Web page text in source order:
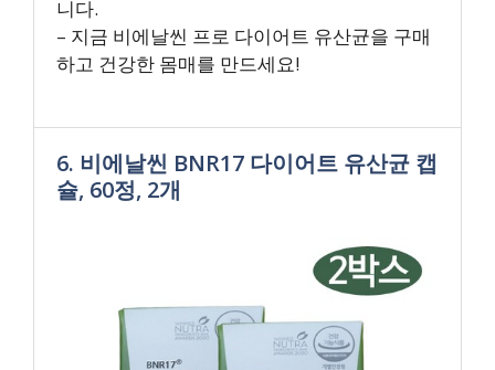
니다.
– 지금 비에날씬 프로 다이어트 유산균을 구매
하고 건강한 몸매를 만드세요!
6. 비에날씬 BNR17 다이어트 유산균 캡
슐, 60정, 2개